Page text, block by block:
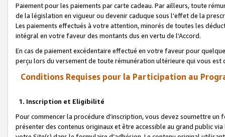
Paiement pour les paiements par carte cadeau. Par ailleurs, toute
de la législation en vigueur ou devenir caduque sous l’effet de la
Les paiements effectués à votre attention, minorés de toutes les
intégral en votre faveur des montants dus en vertu de l'Accord.
En cas de paiement excédentaire effectué en votre faveur pour
perçu lors du versement de toute rémunération ultérieure qui vous est
Conditions Requises pour la Participation au
1. Inscription et Eligibilité
Pour commencer la procédure d’inscription, vous devez soumettre
présenter des contenus originaux et être accessible au grand public